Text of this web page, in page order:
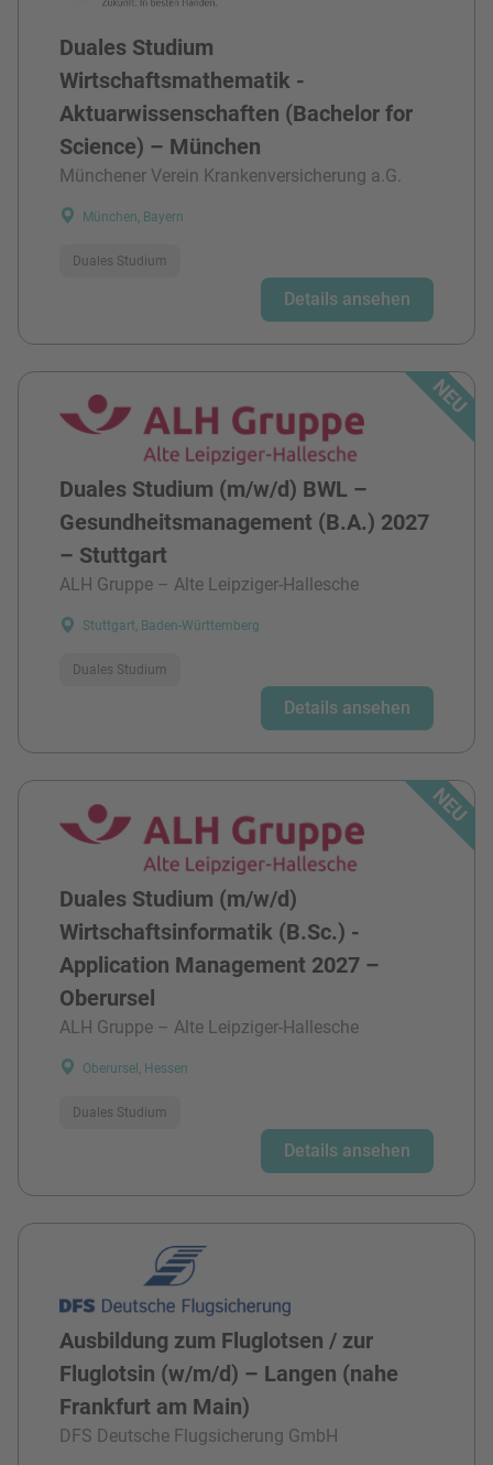
Duales Studium
Wirtschaftsmathematik -
Aktuarwissenschaften (Bachelor for
Science) – München
Münchener Verein Krankenversicherung a.G.
München, Bayern
Duales Studium
Details ansehen
Duales Studium (m/w/d) BWL –
Gesundheitsmanagement (B.A.) 2027
– Stuttgart
ALH Gruppe – Alte Leipziger-Hallesche
Stuttgart, Baden-Württemberg
Duales Studium
Details ansehen
Duales Studium (m/w/d)
Wirtschaftsinformatik (B.Sc.) -
Application Management 2027 –
Oberursel
ALH Gruppe – Alte Leipziger-Hallesche
Oberursel, Hessen
Duales Studium
Details ansehen
Ausbildung zum Fluglotsen / zur
Fluglotsin (w/m/d) – Langen (nahe
Frankfurt am Main)
DFS Deutsche Flugsicherung GmbH